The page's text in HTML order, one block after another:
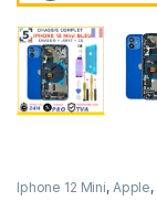
Iphone 12 Mini, Apple,